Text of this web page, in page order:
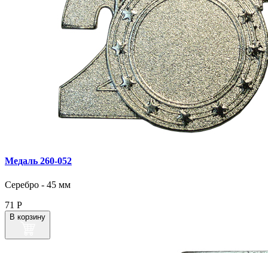
Медаль 260‑052
Серебро - 45 мм
71 Р
В корзину